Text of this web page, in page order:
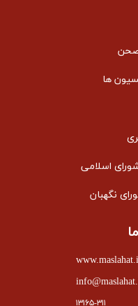
صحن
ها
اسلامی
نگهبان
۱۳۱۶۵-۳۱۱